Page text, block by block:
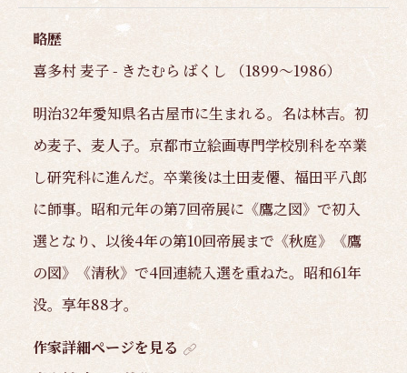
略歴
喜多村 麦子 - きたむら ばくし （1899～1986）
明治32年愛知県名古屋市に生まれる。名は林吉。初
め麦子、麦人子。京都市立絵画専門学校別科を卒業
し研究科に進んだ。卒業後は土田麦僊、福田平八郎
に師事。昭和元年の第7回帝展に《鷹之図》で初入
選となり、以後4年の第10回帝展まで《秋庭》《鷹
の図》《清秋》で4回連続入選を重ねた。昭和61年
没。享年88才。
作家詳細ページを見る